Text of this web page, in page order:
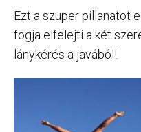
Ezt a szuper pillanatot
fogja elfelejti a két
lánykérés a javából!